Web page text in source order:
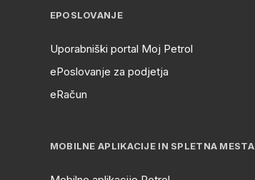
EPOSLOVANJE
Uporabniški portal Moj Petrol
ePoslovanje za podjetja
eRačun
MOBILNE APLIKACIJE IN SPLETNA MESTA